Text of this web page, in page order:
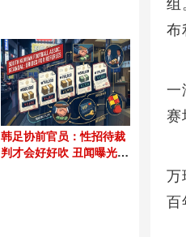
布
一
赛
万
百
韩足协前官员：性招待裁
判才会好好吹 丑闻曝光震